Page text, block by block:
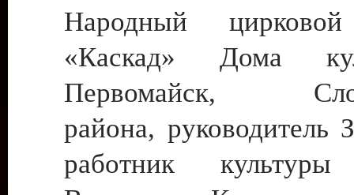
Народный цирковой
«Каскад» Дома
Первомайск,
района, руководитель
работник культуры